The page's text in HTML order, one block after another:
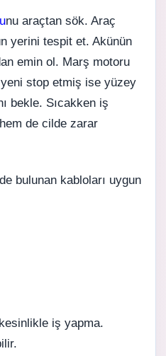
nu araçtan sök. Araç
yerini tespit et. Akünün
emin ol. Marş motoru
stop etmiş ise yüzey
bekle. Sıcakken iş
de cilde zarar
bulunan kabloları uygun
iş yapma.